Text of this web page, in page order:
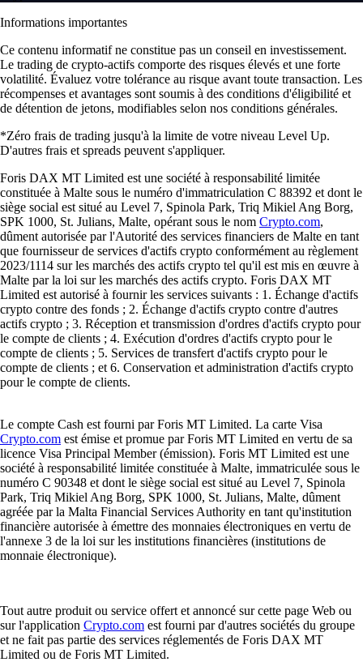
Informations importantes
Ce contenu informatif ne constitue pas un conseil en investissement.
Le trading de crypto-actifs comporte des risques élevés et une forte
volatilité. Évaluez votre tolérance au risque avant toute transaction. Les
récompenses et avantages sont soumis à des conditions d'éligibilité et
de détention de jetons, modifiables selon nos conditions générales.
*Zéro frais de trading jusqu'à la limite de votre niveau Level Up.
D'autres frais et spreads peuvent s'appliquer.
Foris DAX MT Limited est une société à responsabilité limitée
constituée à Malte sous le numéro d'immatriculation C 88392 et dont le
siège social est situé au Level 7, Spinola Park, Triq Mikiel Ang Borg,
SPK 1000, St. Julians, Malte, opérant sous le nom Crypto.com,
dûment autorisée par l'Autorité des services financiers de Malte en tant
que fournisseur de services d'actifs crypto conformément au règlement
2023/1114 sur les marchés des actifs crypto tel qu'il est mis en œuvre à
Malte par la loi sur les marchés des actifs crypto. Foris DAX MT
Limited est autorisé à fournir les services suivants : 1. Échange d'actifs
crypto contre des fonds ; 2. Échange d'actifs crypto contre d'autres
actifs crypto ; 3. Réception et transmission d'ordres d'actifs crypto pour
le compte de clients ; 4. Exécution d'ordres d'actifs crypto pour le
compte de clients ; 5. Services de transfert d'actifs crypto pour le
compte de clients ; et 6. Conservation et administration d'actifs crypto
pour le compte de clients.
Le compte Cash est fourni par Foris MT Limited. La carte Visa
Crypto.com est émise et promue par Foris MT Limited en vertu de sa
licence Visa Principal Member (émission). Foris MT Limited est une
société à responsabilité limitée constituée à Malte, immatriculée sous le
numéro C 90348 et dont le siège social est situé au Level 7, Spinola
Park, Triq Mikiel Ang Borg, SPK 1000, St. Julians, Malte, dûment
agréée par la Malta Financial Services Authority en tant qu'institution
financière autorisée à émettre des monnaies électroniques en vertu de
l'annexe 3 de la loi sur les institutions financières (institutions de
monnaie électronique).
Tout autre produit ou service offert et annoncé sur cette page Web ou
sur l'application Crypto.com est fourni par d'autres sociétés du groupe
et ne fait pas partie des services réglementés de Foris DAX MT
Limited ou de Foris MT Limited.